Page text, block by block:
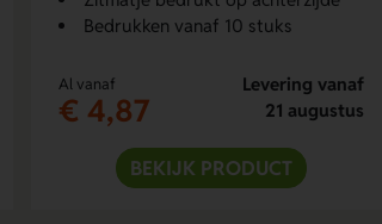
Bedrukken vanaf 10 stuks
Al vanaf
€ 4,87
Levering vanaf
21 augustus
BEKIJK PRODUCT